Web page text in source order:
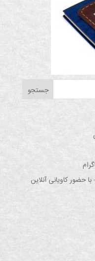
با حضور کاویانی آنلاین